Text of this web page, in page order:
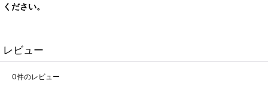
ください。
レビュー
0件のレビュー